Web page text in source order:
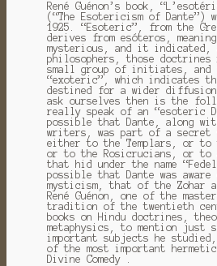
René Guénon’s book,
(“The Esotericism of Dante”)
1925. “Esoteric”, from the
derives from esóteros,
mysterious, and it indicated,
philosophers, those doctrines
small group of initiates, and
“exoteric”, which indicates
destined for a wider
ask ourselves then is the
really speak of an “esoteric
possible that Dante, along
writers, was part of a secret
either to the Templars, or to
or to the Rosicrucians, or to
that hid under the name
possible that Dante was aware
mysticism, that of the Zohar
René Guénon, one of the
tradition of the twentieth
books on Hindu doctrines,
metaphysics, to mention just
important subjects he
of the most important
Divine Comedy .